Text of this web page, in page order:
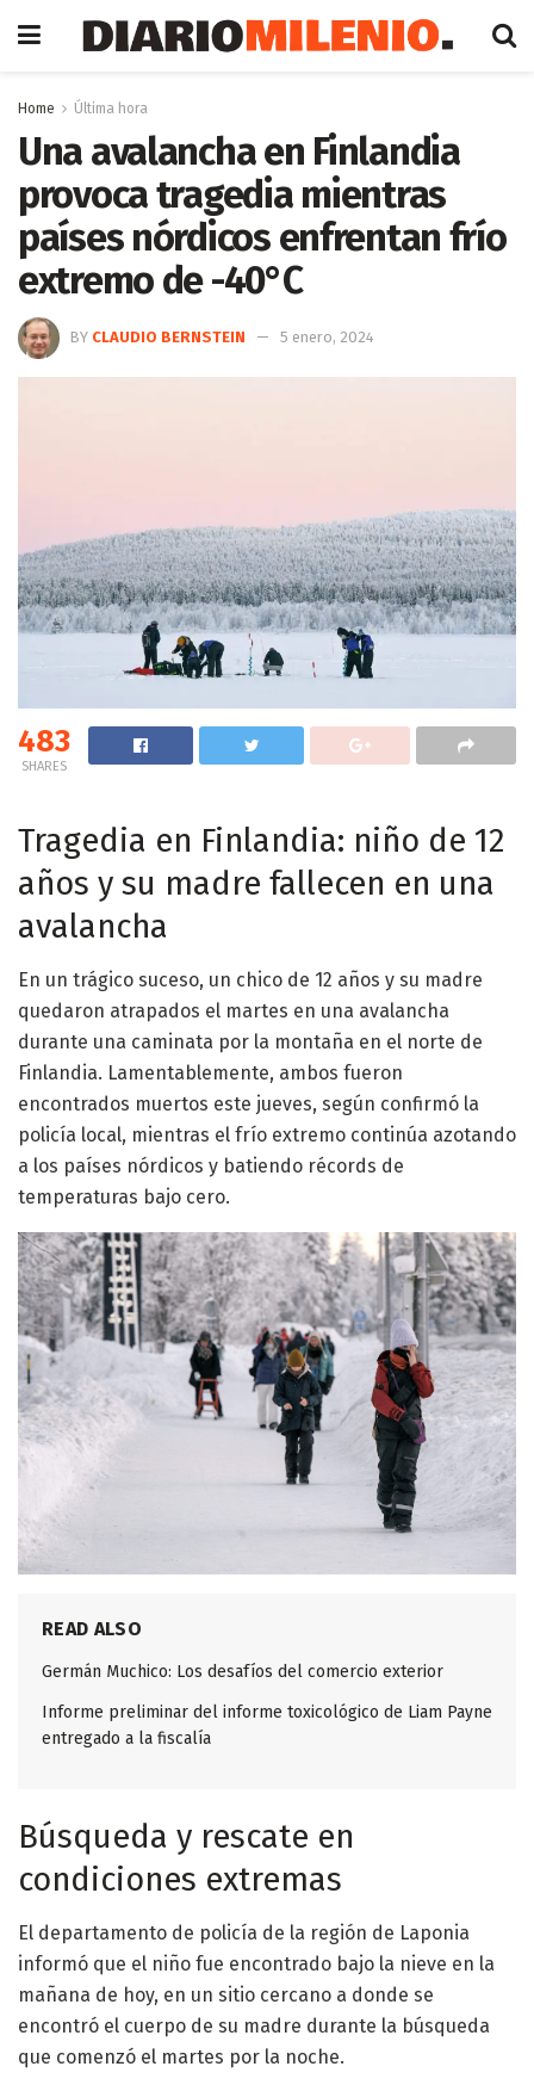
Home Última hora
Una avalancha en Finlandia
provoca tragedia mientras
países nórdicos enfrentan frío
extremo de -40°C
BY CLAUDIO BERNSTEIN 5 enero, 2024
483
SHARES
Tragedia en Finlandia: niño de 12
años y su madre fallecen en una
avalancha
En un trágico suceso, un chico de 12 años y su madre
quedaron atrapados el martes en una avalancha
durante una caminata por la montaña en el norte de
Finlandia. Lamentablemente, ambos fueron
encontrados muertos este jueves, según confirmó la
policía local, mientras el frío extremo continúa azotando
a los países nórdicos y batiendo récords de
temperaturas bajo cero.
READ ALSO
Germán Muchico: Los desafíos del comercio exterior
Informe preliminar del informe toxicológico de Liam Payne
entregado a la fiscalía
Búsqueda y rescate en
condiciones extremas
El departamento de policía de la región de Laponia
informó que el niño fue encontrado bajo la nieve en la
mañana de hoy, en un sitio cercano a donde se
encontró el cuerpo de su madre durante la búsqueda
que comenzó el martes por la noche.